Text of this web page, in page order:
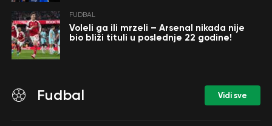
FUDBAL
Voleli ga ili mrzeli – Arsenal nikada nije
bio bliži tituli u poslednje 22 godine!
Fudbal Vidi sve